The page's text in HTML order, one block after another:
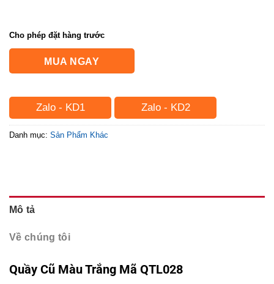
Cho phép đặt hàng trước
MUA NGAY
Zalo - KD1 Zalo - KD2
Danh mục: Sản Phẩm Khác
Mô tả
Về chúng tôi
Quầy Cũ Màu Trắng Mã QTL028